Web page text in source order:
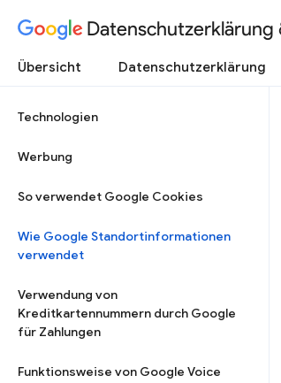
Übersicht Datenschutzerklärung
Technologien
Werbung
So verwendet Google Cookies
Wie Google Standortinformationen
verwendet
Verwendung von
Kreditkartennummern durch Google
für Zahlungen
Funktionsweise von Google Voice